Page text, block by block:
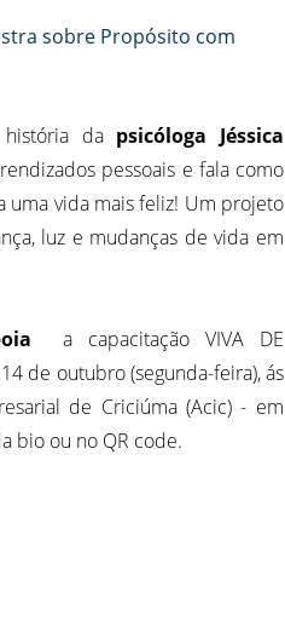
sobre Propósito com
da psicóloga Jéssica
pessoais e fala como
uma vida mais feliz! Um projeto
luz e mudanças de vida em
a capacitação VIVA DE
14 de outubro (segunda-feira), ás
de Criciúma (Acic) - em
bio ou no QR code.